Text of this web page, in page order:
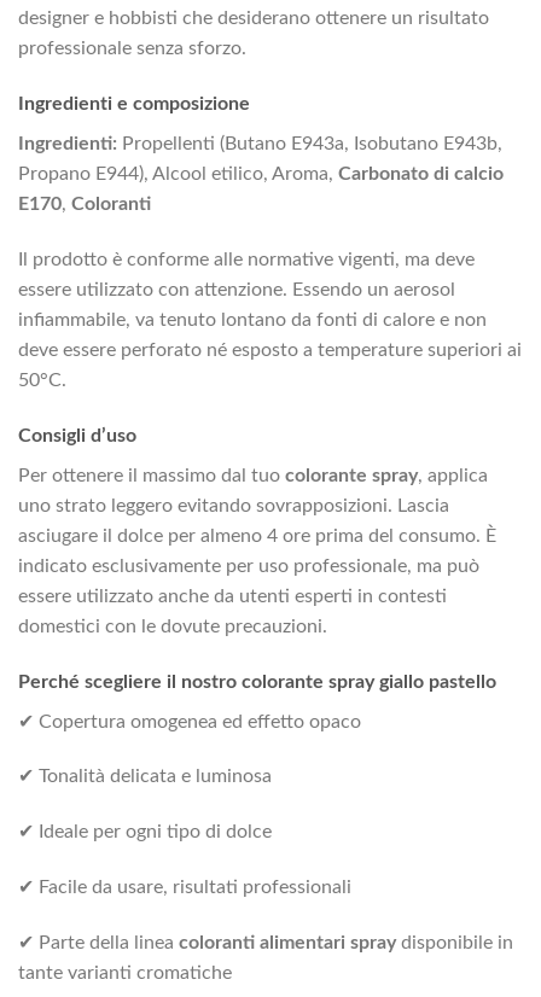
designer e hobbisti che desiderano ottenere un risultato
professionale senza sforzo.
Ingredienti e composizione
Ingredienti: Propellenti (Butano E943a, Isobutano E943b,
Propano E944), Alcool etilico, Aroma, Carbonato di calcio
E170, Coloranti
Il prodotto è conforme alle normative vigenti, ma deve
essere utilizzato con attenzione. Essendo un aerosol
infiammabile, va tenuto lontano da fonti di calore e non
deve essere perforato né esposto a temperature superiori ai
50°C.
Consigli d’uso
Per ottenere il massimo dal tuo colorante spray, applica
uno strato leggero evitando sovrapposizioni. Lascia
asciugare il dolce per almeno 4 ore prima del consumo. È
indicato esclusivamente per uso professionale, ma può
essere utilizzato anche da utenti esperti in contesti
domestici con le dovute precauzioni.
Perché scegliere il nostro colorante spray giallo pastello
✔ Copertura omogenea ed effetto opaco
✔ Tonalità delicata e luminosa
✔ Ideale per ogni tipo di dolce
✔ Facile da usare, risultati professionali
✔ Parte della linea coloranti alimentari spraydisponibile in
tante varianti cromatiche